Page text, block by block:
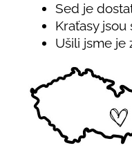
Sed je
Kraťasy
Ušili jsme je